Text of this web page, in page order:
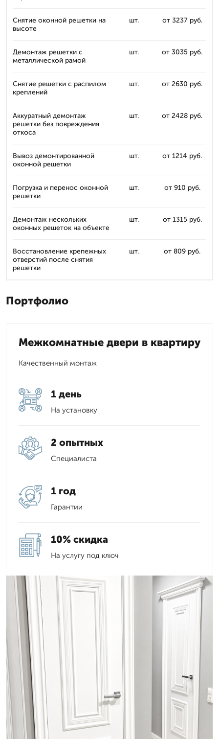
Снятие оконной решетки на
высоте
шт. от 3237 руб.
Демонтаж решетки с
металлической рамой
шт. от 3035 руб.
Снятие решетки с распилом
креплений
шт. от 2630 руб.
Аккуратный демонтаж
решетки без повреждения
откоса
шт. от 2428 руб.
Вывоз демонтированной
оконной решетки
шт. от 1214 руб.
Погрузка и перенос оконной
решетки
шт. от 910 руб.
Демонтаж нескольких
оконных решеток на объекте
шт. от 1315 руб.
Восстановление крепежных
отверстий после снятия
решетки
шт. от 809 руб.
Портфолио
Межкомнатные двери в квартиру
Качественный монтаж
1 день
На установку
2 опытных
Специалиста
1 год
Гарантии
10% скидка
На услугу под ключ